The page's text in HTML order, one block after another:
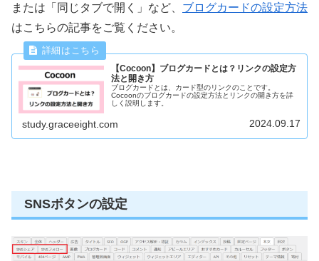
または「同じタブで開く」など、 ブログカードの設定方法
はこちらの記事をご覧ください。
【Cocoon】ブログカードとは？リンクの設定方
法と開き方
ブログカードとは、カード型のリンクのことです。
Cocoonのブログカードの設定方法とリンクの開き方を詳
しく説明します。
study.graceeight.com 2024.09.17
SNSボタンの設定